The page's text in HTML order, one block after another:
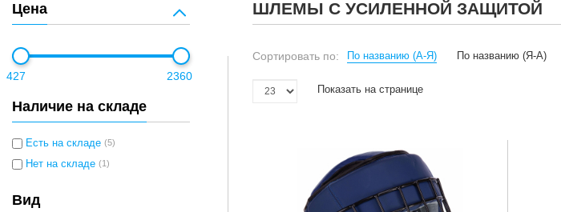
Цена
427 2360
Наличие на складе
Есть на складе (5)
Нет на складе (1)
Вид
ШЛЕМЫ С УСИЛЕННОЙ ЗАЩИТОЙ
Сортировать по: По названию (А-Я) По названию (Я-А)
Показать на странице